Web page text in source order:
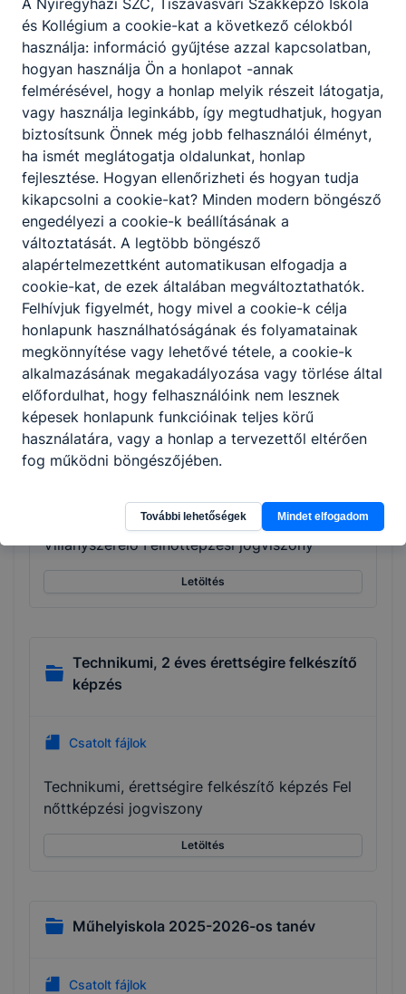
Hegesztő Felnőttképzési jogviszony
Letöltés
Központifűtés- és gázhálózatrendszer-szerel
ő Felnőttképzési jogviszony
Letöltés
Szociális ápoló és gondozó Tanulói jogviszo
ny
Letöltés
Szociális ápoló és gondozó Felnőttképzési j
ogviszony
Letöltés
Vegyipari rendszerkezelő Felnőttképzési jog
viszony
Villanyszerelő Felnőttépzési jogviszony
Letöltés
Technikumi, 2 éves érettségire felkészítő
képzés
Csatolt fájlok
Technikumi, érettségire felkészítő képzés Fel
nőttképzési jogviszony
Letöltés
Műhelyiskola 2025-2026-os tanév
Csatolt fájlok
és Kollégium a cookie-kat a következő célokból
használja: információ gyűjtése azzal kapcsolatban,
hogyan használja Ön a honlapot -annak
felmérésével, hogy a honlap melyik részeit látogatja,
vagy használja leginkább, így megtudhatjuk, hogyan
biztosítsunk Önnek még jobb felhasználói élményt,
ha ismét meglátogatja oldalunkat, honlap
fejlesztése. Hogyan ellenőrizheti és hogyan tudja
kikapcsolni a cookie-kat? Minden modern böngésző
engedélyezi a cookie-k beállításának a
változtatását. A legtöbb böngésző
alapértelmezettként automatikusan elfogadja a
cookie-kat, de ezek általában megváltoztathatók.
Felhívjuk figyelmét, hogy mivel a cookie-k célja
honlapunk használhatóságának és folyamatainak
megkönnyítése vagy lehetővé tétele, a cookie-k
alkalmazásának megakadályozása vagy törlése által
előfordulhat, hogy felhasználóink nem lesznek
képesek honlapunk funkcióinak teljes körű
használatára, vagy a honlap a tervezettől eltérően
fog működni böngészőjében.
További lehetőségek Mindet elfogadom